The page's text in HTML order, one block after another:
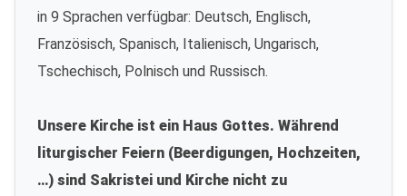
in 9 Sprachen verfügbar: Deutsch, Englisch,
Französisch, Spanisch, Italienisch, Ungarisch,
Tschechisch, Polnisch und Russisch.
Unsere Kirche ist ein Haus Gottes. Während
liturgischer Feiern (Beerdigungen, Hochzeiten,
…) sind Sakristei und Kirche nicht zu